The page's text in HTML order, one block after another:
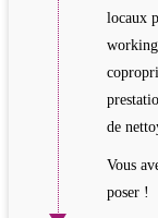
locaux
de
Vous
poser !